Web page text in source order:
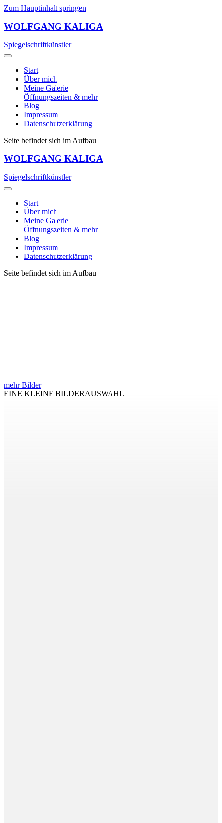
Zum Hauptinhalt springen
WOLFGANG KALIGA
Spiegelschriftkünstler
Start
Über mich
Meine Galerie
Öffnungszeiten & mehr
Blog
Impressum
Datenschutzerklärung
Seite befindet sich im Aufbau
WOLFGANG KALIGA
Spiegelschriftkünstler
Start
Über mich
Meine Galerie
Öffnungszeiten & mehr
Blog
Impressum
Datenschutzerklärung
Seite befindet sich im Aufbau
mehr Bilder
EINE KLEINE BILDERAUSWAHL